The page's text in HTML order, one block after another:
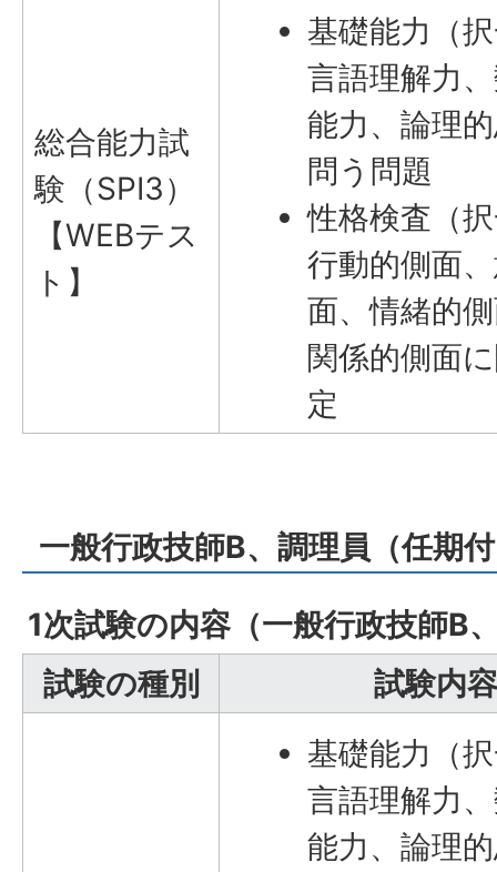
総合能力試
験（SPI3）
【WEBテス
ト】
基礎能力（
言語理解力
能力、論理
問う問題
性格検査（
行動的側面
面、情緒的
関係的側面
定
一般行政技師B、調理員（任期
1次試験の内容（一般行政技師B
試験の種別
試験内容
基礎能力（
言語理解力
能力、論理